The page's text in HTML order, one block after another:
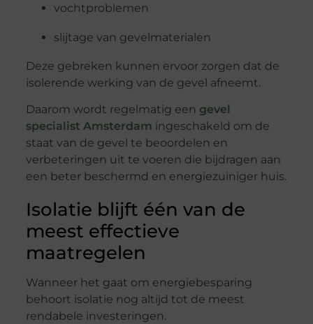
vochtproblemen
slijtage van gevelmaterialen
Deze gebreken kunnen ervoor zorgen dat de
isolerende werking van de gevel afneemt.
Daarom wordt regelmatig een gevel
specialist Amsterdam ingeschakeld om de
staat van de gevel te beoordelen en
verbeteringen uit te voeren die bijdragen aan
een beter beschermd en energiezuiniger huis.
Isolatie blijft één van de
meest effectieve
maatregelen
Wanneer het gaat om energiebesparing
behoort isolatie nog altijd tot de meest
rendabele investeringen.